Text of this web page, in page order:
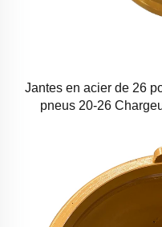
Jantes en acier de 26
pneus 20-26